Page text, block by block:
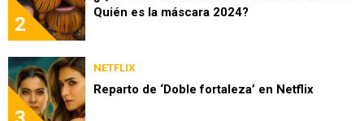
2
Quién es la máscara 2024?
NETFLIX
Reparto de ‘Doble fortaleza’ en Netflix